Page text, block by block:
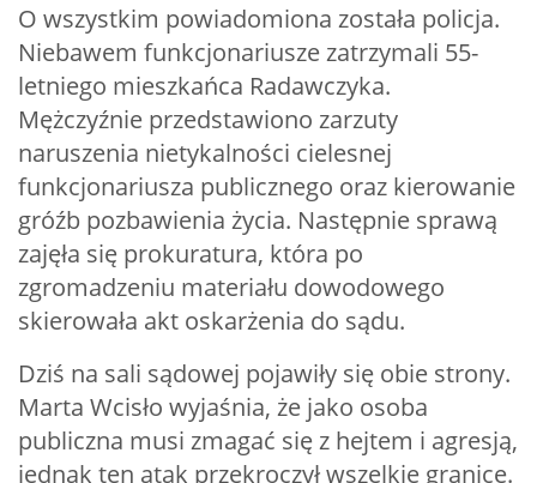
O wszystkim powiadomiona została policja.
Niebawem funkcjonariusze zatrzymali 55-
letniego mieszkańca Radawczyka.
Mężczyźnie przedstawiono zarzuty
naruszenia nietykalności cielesnej
funkcjonariusza publicznego oraz kierowanie
gróźb pozbawienia życia. Następnie sprawą
zajęła się prokuratura, która po
zgromadzeniu materiału dowodowego
skierowała akt oskarżenia do sądu.
Dziś na sali sądowej pojawiły się obie strony.
Marta Wcisło wyjaśnia, że jako osoba
publiczna musi zmagać się z hejtem i agresją,
jednak ten atak przekroczył wszelkie granice.